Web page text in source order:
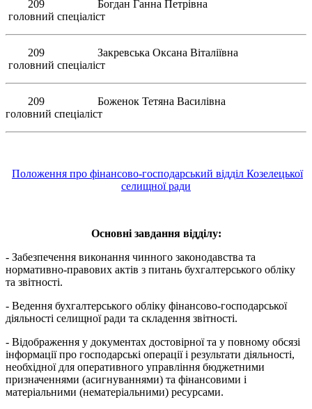
209 Богдан Ганна Петрівна
головний спеціаліст
209 Закревська Оксана Віталіївна
головний спеціаліст
209 Боженок Тетяна Василівна
головний спеціаліст
Положення про фінансово-господарський відділ Козелецької
селищної ради
Основні завдання відділу:
- Забезпечення виконання чинного законодавства та
нормативно-правових актів з питань бухгалтерського обліку
та звітності.
- Ведення бухгалтерського обліку фінансово-господарської
діяльності селищної ради та складення звітності.
- Відображення у документах достовірної та у повному обсязі
інформації про господарські операції і результати діяльності,
необхідної для оперативного управління бюджетними
призначеннями (асигнуваннями) та фінансовими і
матеріальними (нематеріальними) ресурсами.